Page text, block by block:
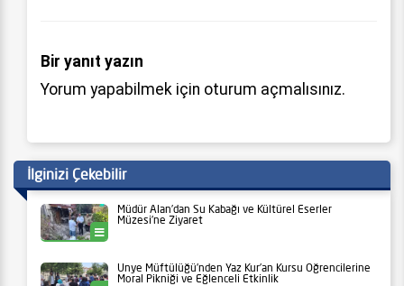
içinden çıkan dev
ağaçlar, bisiklet, taş
yığınları ile büyük çaplı
hayrete düşürdü.
Ordu’da başlattığı
altyapı seferberliği ile
kentin…
Bir yanıt yazın
Yorum yapabilmek için oturum açmalısınız.
İlginizi Çekebilir
Müdür Alan’dan Su Kabağı ve Kültürel Eserler
Müzesi’ne Ziyaret
Ünye Müftülüğü’nden Yaz Kur’an Kursu Öğrencilerine
Moral Pikniği ve Eğlenceli Etkinlik